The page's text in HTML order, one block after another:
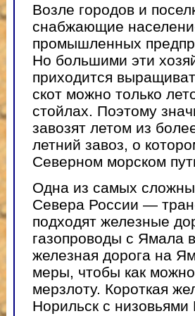
Возле городов и
снабжающие
промышленных
Но большими эти
приходится
скот можно только
стойлах. Поэтому
завозят летом из
летний завоз, о
Северном морском
Одна из самых
Севера России —
подходят железные
газопроводы с Ямала
железная дорога на
меры, чтобы как
мерзлоту. Короткая
Норильск с низовьями